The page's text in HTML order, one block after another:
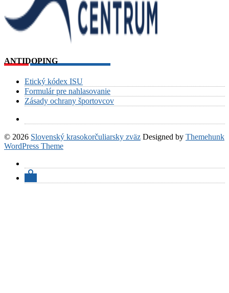
ANTIDOPING
Etický kódex ISU
Formulár pre nahlasovanie
Zásady ochrany športovcov
© 2026 Slovenský krasokorčuliarsky zväz Designed by Themehunk
WordPress Theme